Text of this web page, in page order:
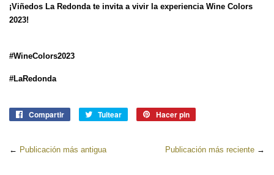
¡Viñedos La Redonda te invita a vivir la experiencia Wine Colors
2023!
#WineColors2023
#LaRedonda
Compartir
CompartirTuitear
Tuitear Hacer pin
← Publicación más antigua Publicación más reciente →